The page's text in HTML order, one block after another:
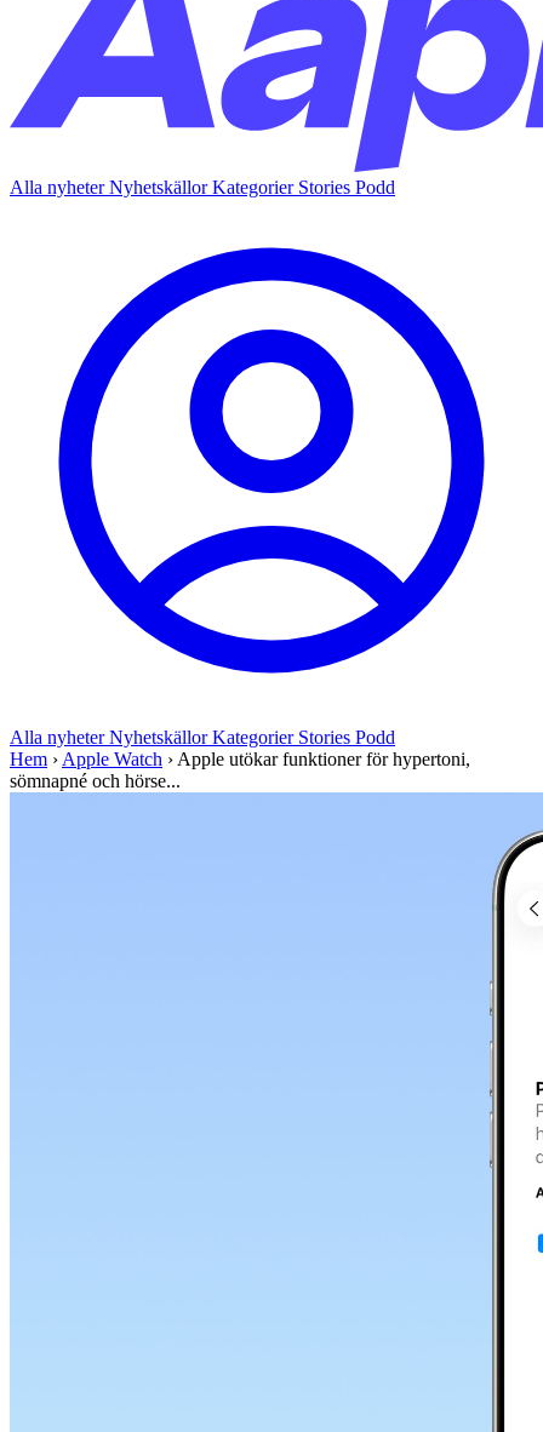
Alla nyheterNyhetskällorKategorier Stories Podd
Alla nyheterNyhetskällorKategorier Stories Podd
Hem › Apple Watch › Apple utökar funktioner för hypertoni,
sömnapné och hörse...